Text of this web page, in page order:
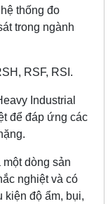
thống đo
trong ngành
RSF, RSI.
Industrial
để đáp ứng các
dòng sản
nghiệt và có
kiện độ ẩm, bụi,